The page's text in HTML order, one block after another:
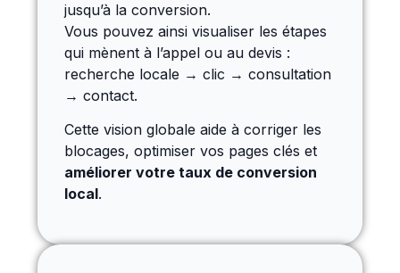
jusqu’à la conversion.
Vous pouvez ainsi visualiser les étapes
qui mènent à l’appel ou au devis :
recherche locale → clic → consultation
→ contact.
Cette vision globale aide à corriger les
blocages, optimiser vos pages clés et
améliorer votre taux de conversion
local.